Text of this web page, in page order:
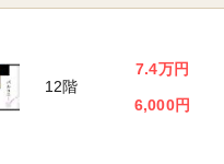
12階
7.4万円
6,000円